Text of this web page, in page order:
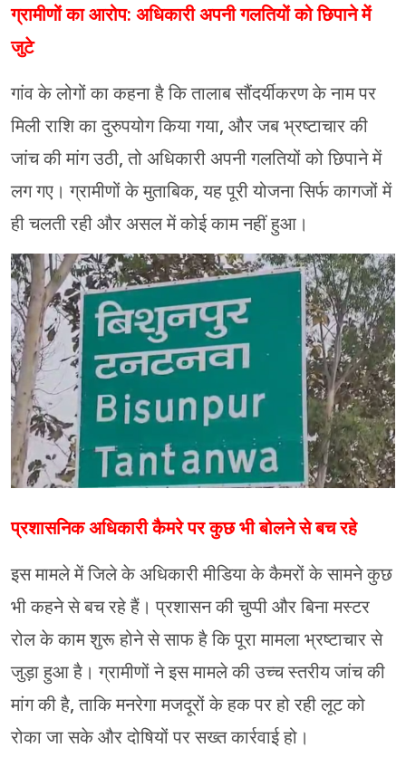
ग्रामीणों का आरोप: अधिकारी अपनी गलतियों को छिपाने में
जुटे
गांव के लोगों का कहना है कि तालाब सौंदर्यीकरण के नाम पर
मिली राशि का दुरुपयोग किया गया, और जब भ्रष्टाचार की
जांच की मांग उठी, तो अधिकारी अपनी गलतियों को छिपाने में
लग गए। ग्रामीणों के मुताबिक, यह पूरी योजना सिर्फ कागजों में
ही चलती रही और असल में कोई काम नहीं हुआ।
प्रशासनिक अधिकारी कैमरे पर कुछ भी बोलने से बच रहे
इस मामले में जिले के अधिकारी मीडिया के कैमरों के सामने कुछ
भी कहने से बच रहे हैं। प्रशासन की चुप्पी और बिना मस्टर
रोल के काम शुरू होने से साफ है कि पूरा मामला भ्रष्टाचार से
जुड़ा हुआ है। ग्रामीणों ने इस मामले की उच्च स्तरीय जांच की
मांग की है, ताकि मनरेगा मजदूरों के हक पर हो रही लूट को
रोका जा सके और दोषियों पर सख्त कार्रवाई हो।